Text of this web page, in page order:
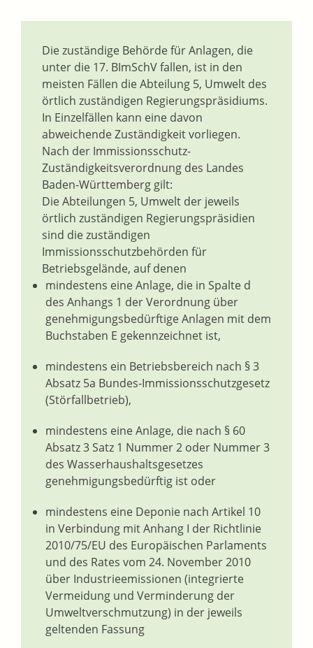
Die zuständige Behörde für Anlagen, die
unter die 17. BImSchV fallen, ist in den
meisten Fällen die Abteilung 5, Umwelt des
örtlich zuständigen Regierungspräsidiums.
In Einzelfällen kann eine davon
abweichende Zuständigkeit vorliegen.
Nach der Immissionsschutz-
Zuständigkeitsverordnung des Landes
Baden-Württemberg gilt:
Die Abteilungen 5, Umwelt der jeweils
örtlich zuständigen Regierungspräsidien
sind die zuständigen
Immissionsschutzbehörden für
Betriebsgelände, auf denen
mindestens eine Anlage, die in Spalte d
des Anhangs 1 der Verordnung über
genehmigungsbedürftige Anlagen mit dem
Buchstaben E gekennzeichnet ist,
mindestens ein Betriebsbereich nach § 3
Absatz 5a Bundes-Immissionsschutzgesetz
(Störfallbetrieb),
mindestens eine Anlage, die nach § 60
Absatz 3 Satz 1 Nummer 2 oder Nummer 3
des Wasserhaushaltsgesetzes
genehmigungsbedürftig ist oder
mindestens eine Deponie nach Artikel 10
in Verbindung mit Anhang I der Richtlinie
2010/75/EU des Europäischen Parlaments
und des Rates vom 24. November 2010
über Industrieemissionen (integrierte
Vermeidung und Verminderung der
Umweltverschmutzung) in der jeweils
geltenden Fassung